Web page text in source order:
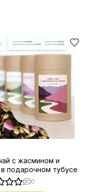
с жасмином и
подарочном тубусе
0